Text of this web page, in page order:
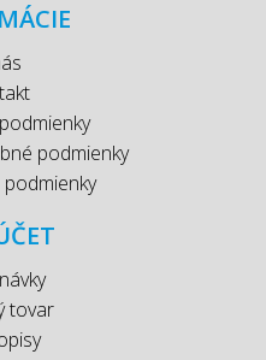
podmienky
podmienky
tovar